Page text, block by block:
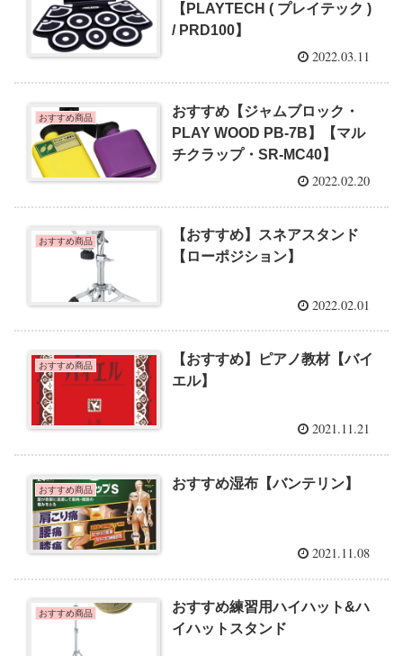
【PLAYTECH ( プレイテック )
/ PRD100】
2022.03.11
おすすめ商品
おすすめ【ジャムブロック・
PLAY WOOD PB-7B】【マル
チクラップ・SR-MC40】
2022.02.20
おすすめ商品
【おすすめ】スネアスタンド
【ローポジション】
2022.02.01
おすすめ商品
【おすすめ】ピアノ教材【バイ
エル】
2021.11.21
おすすめ商品 おすすめ湿布【バンテリン】
2021.11.08
おすすめ商品
おすすめ練習用ハイハット&ハ
イハットスタンド